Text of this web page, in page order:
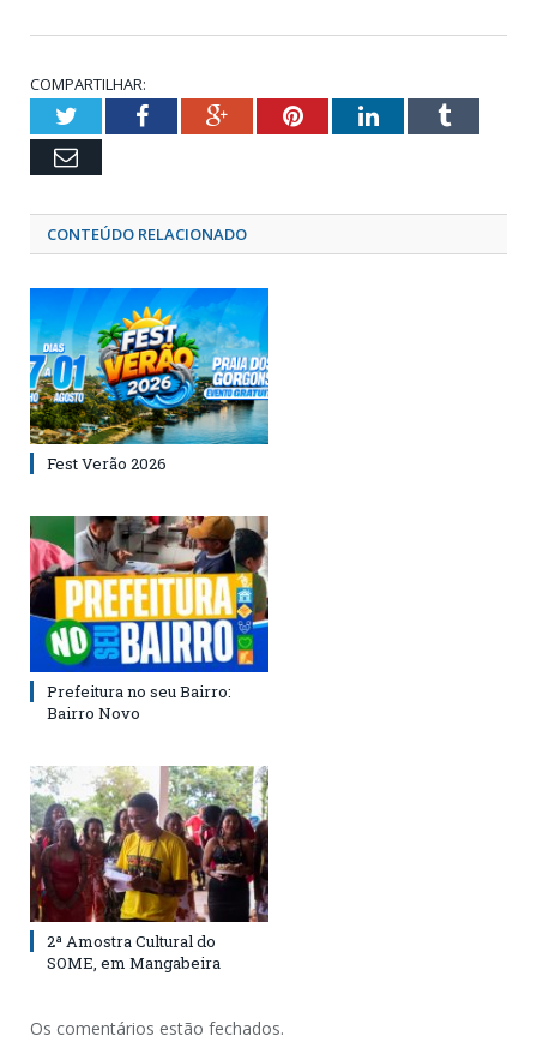
COMPARTILHAR:
TwitterFacebookGoogle+PinterestLinkedInTumblr
Email
CONTEÚDO RELACIONADO
Fest Verão 2026
Prefeitura no seu Bairro:
Bairro Novo
2ª Amostra Cultural do
SOME, em Mangabeira
Os comentários estão fechados.